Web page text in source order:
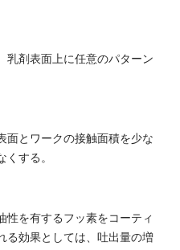
乳剤表面上に任意のパターン
面とワークの接触面積を少な
くする。
性を有するフッ素をコーティ
る効果としては、吐出量の増